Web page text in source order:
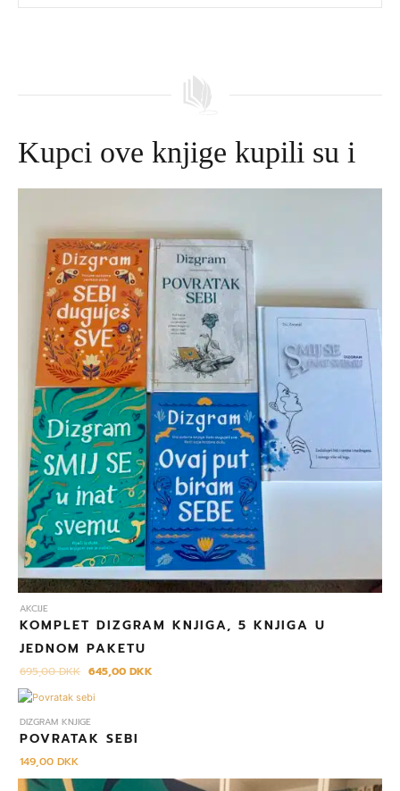
Kupci ove knjige kupili su i
AKCIJE
KOMPLET DIZGRAM KNJIGA, 5 KNJIGA U
JEDNOM PAKETU
695,00DKK
Izvorna
je:
695,00 DKK.
645,00DKK
Trenutna
645,00 DKK.
DIZGRAM KNJIGE
POVRATAK SEBI
149,00DKK